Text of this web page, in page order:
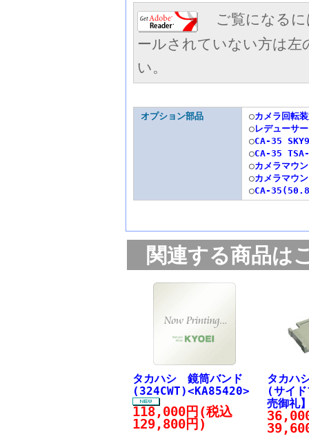
ご覧になる
ールされていない方は
い。
オプション部品 ○カメラ回転
○レデューサ
○CA-35
○CA-35
○カメラマウ
○カメラマウ
○CA-
関連する商品は
タカハシ 鏡筒バンド
(324CWT)<KA85420>
118,000円(税込
129,800円)
タカハ
(サイ
売御礼